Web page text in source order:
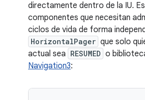
directamente dentro de la IU.
componentes que necesitan
ciclos de vida de forma
HorizontalPager que solo
actual sea RESUMED o
Navigation3: